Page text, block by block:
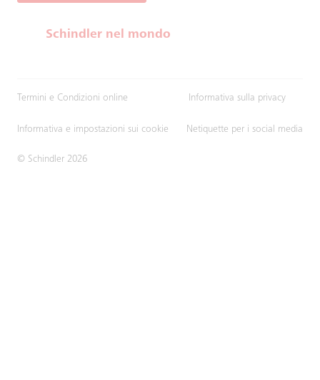
Schindler nel mondo
© Schindler 2026
Termini e Condizioni online Informativa sulla privacy
Informativa e impostazioni sui cookie Netiquette per i social media